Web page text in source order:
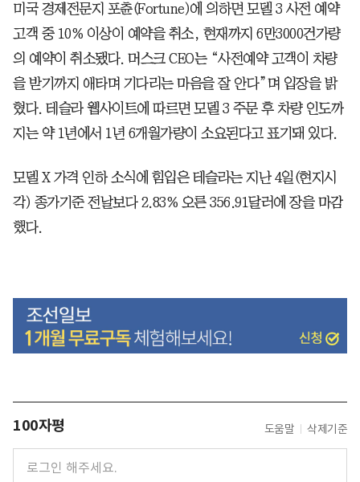
미국 경제전문지 포츈(Fortune)에 의하면 모델 3 사전 예약
고객 중 10% 이상이 예약을 취소, 현재까지 6만3000건가량
의 예약이 취소됐다. 머스크 CEO는 “사전예약 고객이 차량
을 받기까지 애타며 기다리는 마음을 잘 안다”며 입장을 밝
혔다. 테슬라 웹사이트에 따르면 모델 3 주문 후 차량 인도까
지는 약 1년에서 1년 6개월가량이 소요된다고 표기돼 있다.
모델 X 가격 인하 소식에 힘입은 테슬라는 지난 4일(현지시
각) 종가기준 전날보다 2.83% 오른 356.91달러에 장을 마감
했다.
100자평 도움말 삭제기준